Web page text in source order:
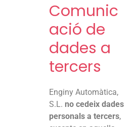
Comunic
ació de
dades a
tercers
Enginy Automàtica,
S.L. no cedeix dades
personals a tercers,